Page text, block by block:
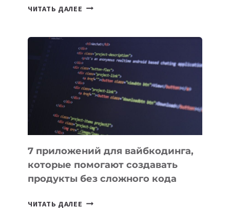
ЧИТАТЬ ДАЛЕЕ ТАСК-
ПОЛЕЗНЫХ
ИНСТРУМЕНТОВ
ДЛЯ
РАБОТЫ
7 приложений для вайбкодинга,
которые помогают создавать
продукты без сложного кода
ЧИТАТЬ ДАЛЕЕ 7